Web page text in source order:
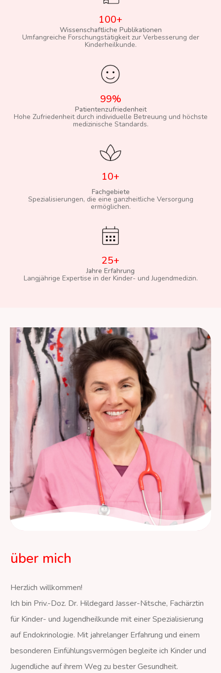
100+
Wissenschaftliche Publikationen
Umfangreiche Forschungstätigkeit zur Verbesserung der
Kinderheilkunde.
99%
Patientenzufriedenheit
Hohe Zufriedenheit durch individuelle Betreuung und höchste
medizinische Standards.
10+
Fachgebiete
Spezialisierungen, die eine ganzheitliche Versorgung
ermöglichen.
25+
Jahre Erfahrung
Langjährige Expertise in der Kinder- und Jugendmedizin.
über mich
Herzlich willkommen!
Ich bin Priv.-Doz. Dr. Hildegard Jasser-Nitsche, Fachärztin
für Kinder- und Jugendheilkunde mit einer Spezialisierung
auf Endokrinologie. Mit jahrelanger Erfahrung und einem
besonderen Einfühlungsvermögen begleite ich Kinder und
Jugendliche auf ihrem Weg zu bester Gesundheit.